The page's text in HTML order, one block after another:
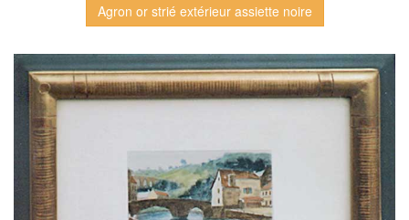
Agron or strié extérieur assiette noire